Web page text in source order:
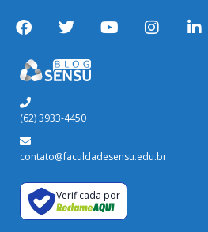
(62) 3933-4450
contato@faculdadesensu.edu.br
Verificada por